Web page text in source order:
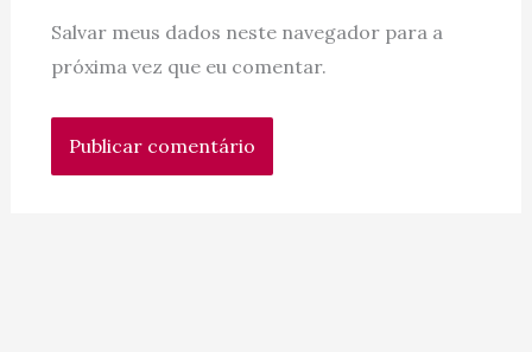
Salvar meus dados neste navegador para a
próxima vez que eu comentar.